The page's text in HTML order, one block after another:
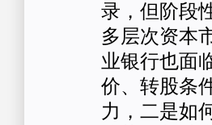
录，但阶段
多层次资本
业银行也面
价、转股条
力，二是如